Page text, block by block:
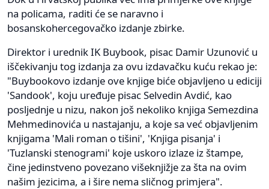
na policama, raditi će se naravno i
bosanskohercegovačko izdanje zbirke.
Direktor i urednik IK Buybook, pisac Damir Uzunović u
iščekivanju tog izdanja za ovu izdavačku kuću rekao je:
"Buybookovo izdanje ove knjige biće objavljeno u ediciji
'Sandook', koju uređuje pisac Selvedin Avdić, kao
posljednje u nizu, nakon još nekoliko knjiga Semezdina
Mehmedinovića u nastajanju, a koje sa već objavljenim
knjigama 'Mali roman o tišini', 'Knjiga pisanja' i
'Tuzlanski stenogrami' koje uskoro izlaze iz štampe,
čine jedinstveno povezano višeknjižje za šta na ovim
našim jezicima, a i šire nema sličnog primjera".